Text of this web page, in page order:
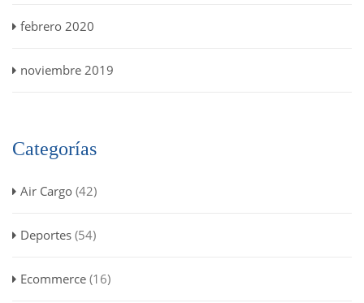
febrero 2020
noviembre 2019
Categorías
Air Cargo (42)
Deportes (54)
Ecommerce (16)